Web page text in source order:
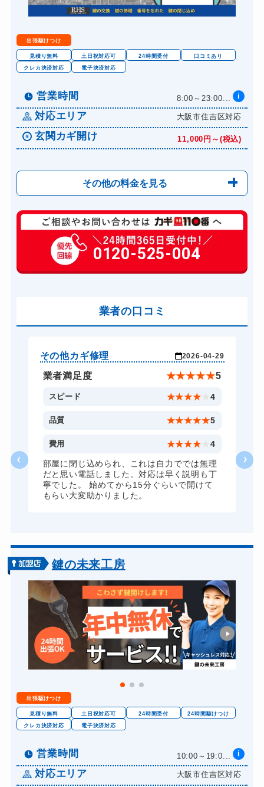
金庫カギ修理 11,000円～(税込)
ロッカーカギ開け 8,800円～(税込)
ドアノブカギ開け
ドアノブカギ作成 8,800円～(税込)
ドアノブカギ交換 11,000円～(税込)
出張駆けつけ
見積り無料 土日祝対応可 24時間受付
口コミあり
クレカ決済対応
電子決済対応
営業時間 8:00～23:00... i
対応エリア 大阪市住吉区対応
玄関カギ開け 11,000円～(税込)
その他の料金を見る
玄関カギ修理 6,600円～(税込)
玄関カギ交換 14,300円～(税込)
金庫カギ開け 14,300円～(税込)
0120-525-004
業者の口コミ
その他カギ修理 2026-04-29
業者満足度 ★★★★★5
スピード ★★★★ 4
品質 ★★★★★5
費用 ★★★★ 4
部屋に閉じ込められ、これは自力ででは無理
だと思い電話しました。対応は早く説明も丁
寧でした。 始めてから15分ぐらいで開けて
もらい大変助かりました。
鍵の未来工房
出張駆けつけ
見積り無料 土日祝対応可 24時間受付
24時間駆けつけ
クレカ決済対応
電子決済対応
営業時間 10:00～19:0... i
対応エリア 大阪市住吉区対応